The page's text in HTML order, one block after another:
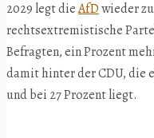
2029 legt dieAfDwieder
rechtsextremistische
Befragten, ein Prozent
damit hinter der CDU, die
und bei 27 Prozent liegt.